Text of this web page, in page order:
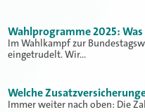
Wahlprogramme 2025:
Im Wahlkampf zur
eingetrudelt. Wir…
Welche
Immer weiter nach oben: Die